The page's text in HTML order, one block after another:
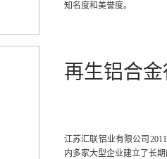
知名度和美誉度。
再生铝合
江苏汇联铝业有限公司
内多家大型企业建立了长